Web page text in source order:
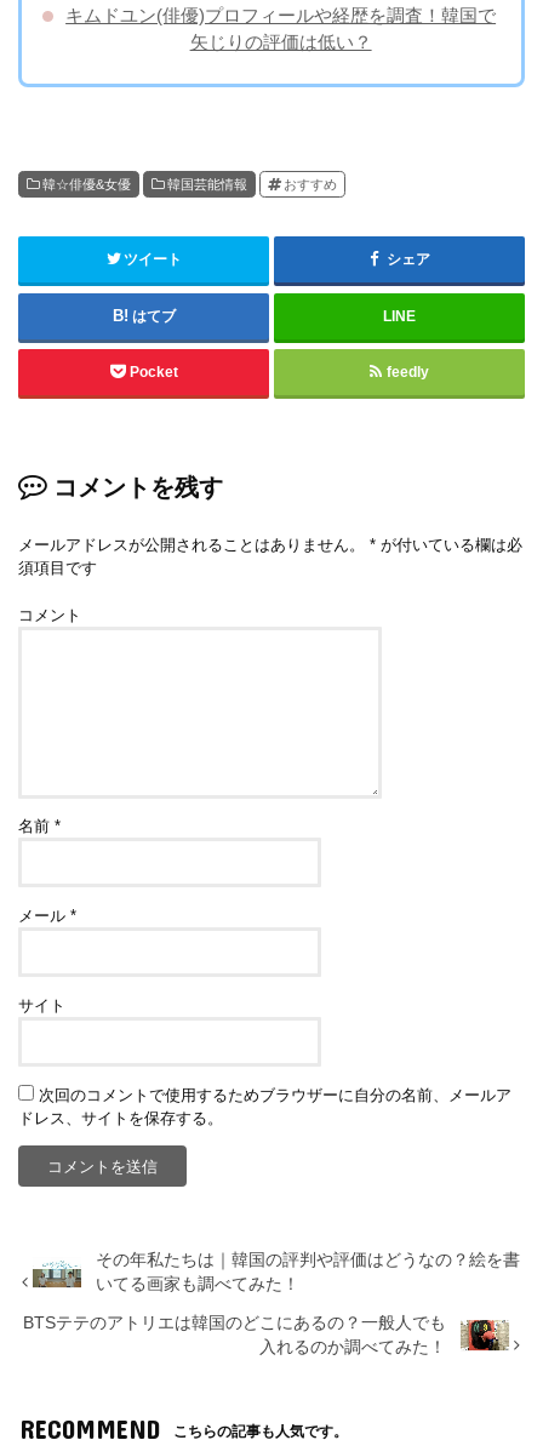
キムドユン(俳優)プロフィールや経歴を調査！韓国で
矢じりの評価は低い？
韓☆俳優&女優 韓国芸能情報 おすすめ
ツイート シェア
はてブ LINE
Pocket feedly
コメントを残す
メールアドレスが公開されることはありません。 * が付いている欄は必
須項目です
コメント
名前*
メール*
サイト
次回のコメントで使用するためブラウザーに自分の名前、メールア
ドレス、サイトを保存する。
その年私たちは｜韓国の評判や評価はどうなの？絵を書
いてる画家も調べてみた！
BTSテテのアトリエは韓国のどこにあるの？一般人でも
入れるのか調べてみた！
RECOMMEND こちらの記事も人気です。